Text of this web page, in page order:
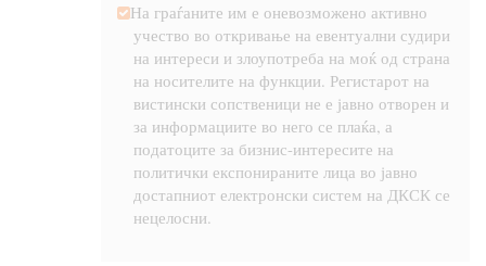
На граѓаните им е оневозможено активно
учество во откривање на евентуални судири
на интереси и злоупотреба на моќ од страна
на носителите на функции. Регистарот на
вистински сопственици не е јавно отворен и
за информациите во него се плаќа, а
податоците за бизнис-интересите на
политички експонираните лица во јавно
достапниот електронски систем на ДКСК се
нецелосни.